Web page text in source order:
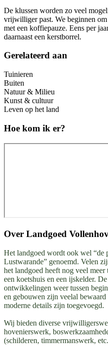
De klussen worden zo veel
vrijwilliger past. We beginnen
met een koffiepauze. Eens per
daarnaast een kerstborrel.
Gerelateerd aan
Tuinieren
Buiten
Natuur & Milieu
Kunst & cultuur
Leven op het land
Hoe kom ik er?
Over Landgoed
Het landgoed wordt ook wel “de
Lustwarande” genoemd. Velen
het landgoed heeft nog veel
een koetshuis en een ijskelder.
ontwikkelingen weer tussen
en gebouwen zijn veelal
moderne details zijn toegevoegd.
Wij bieden diverse
hovenierswerk,
(schilderen, timmermanswerk,